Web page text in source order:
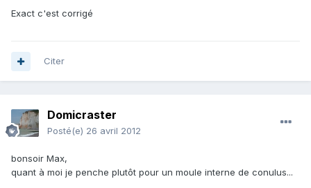
Exact c'est corrigé
Citer
Domicraster
Posté(e) 26 avril 2012
bonsoir Max,
quant à moi je penche plutôt pour un moule interne de conulus...